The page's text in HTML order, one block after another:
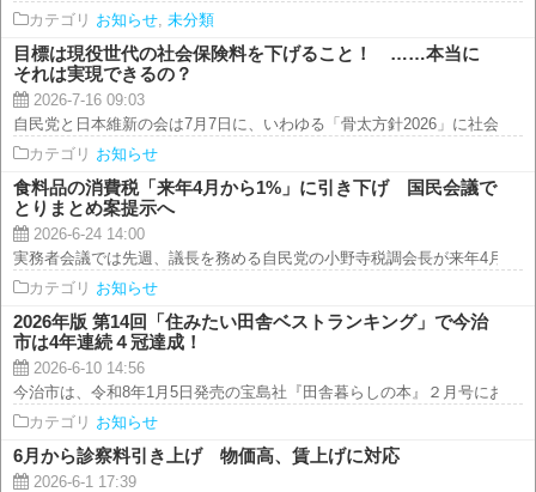
カテゴリ お知らせ, 未分類
目標は現役世代の社会保険料を下げること！ ……本当に
それは実現できるの？
2026-7-16 09:03
自民党と日本維新の会は7月7日に、いわゆる「骨太方針2026」に社会保障
カテゴリ お知らせ
食料品の消費税「来年4月から1%」に引き下げ 国民会議で
とりまとめ案提示へ
2026-6-24 14:00
実務者会議では先週、議長を務める自民党の小野寺税調会長が来年4月か
カテゴリ お知らせ
2026年版 第14回「住みたい田舎ベストランキング」で今治
市は4年連続４冠達成！
2026-6-10 14:56
今治市は、令和8年1月5日発売の宝島社『田舎暮らしの本』２月号におい
カテゴリ お知らせ
6月から診察料引き上げ 物価高、賃上げに対応
2026-6-1 17:39